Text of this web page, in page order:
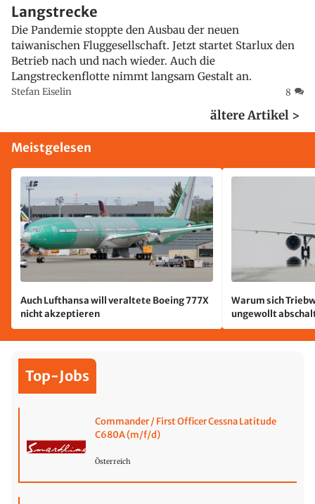
Langstrecke
Die Pandemie stoppte den Ausbau der neuen
taiwanischen Fluggesellschaft. Jetzt startet Starlux den
Betrieb nach und nach wieder. Auch die
Langstreckenflotte nimmt langsam Gestalt an.
Stefan Eiselin 8
ältere Artikel >
Meistgelesen
Auch Lufthansa will veraltete Boeing 777X
nicht akzeptieren
Warum sich
ungewollt
passiert
Top-Jobs
Commander / First Officer Cessna Latitude
C680A (m/f/d)
Österreich